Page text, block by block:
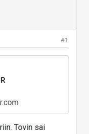
#1
Tovin sai